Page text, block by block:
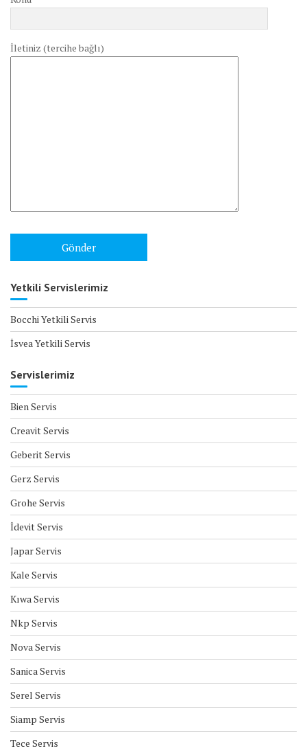
İletiniz (tercihe bağlı)
Yetkili Servislerimiz
Bocchi Yetkili Servis
İsvea Yetkili Servis
Servislerimiz
Bien Servis
Creavit Servis
Geberit Servis
Gerz Servis
Grohe Servis
İdevit Servis
Japar Servis
Kale Servis
Kıwa Servis
Nkp Servis
Nova Servis
Sanica Servis
Serel Servis
Siamp Servis
Tece Servis